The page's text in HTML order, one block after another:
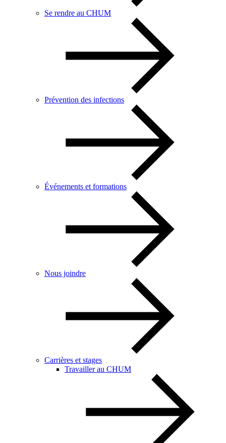
Se rendre au CHUM
Prévention des infections
Événements et formations
Nous joindre
Carrières et stages
Travailler au CHUM